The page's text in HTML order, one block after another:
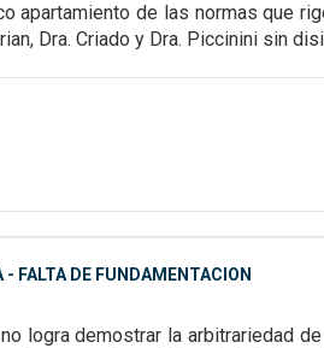
apartamiento de las normas que
Dra. Criado y Dra. Piccinini sin
FALTA DE FUNDAMENTACION
logra demostrar la arbitrariedad